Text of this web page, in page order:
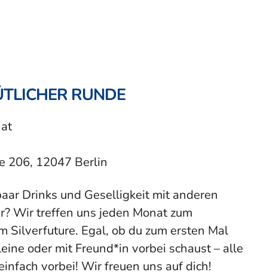
RUNDE
206, 12047 Berlin
Drinks und Geselligkeit mit anderen
Wir treffen uns jeden Monat zum
Silverfuture. Egal, ob du zum ersten Mal
oder mit Freund*in vorbei schaust – alle
vorbei! Wir freuen uns auf dich!